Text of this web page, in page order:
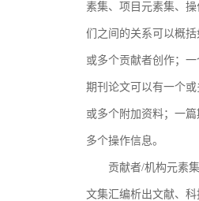
素集、项目元素集、
们之间的关系可以概
或多个贡献者创作；
期刊论文可以有一个
或多个附加资料；一
多个操作信息。
贡献者/机构元素
文集汇编析出文献、